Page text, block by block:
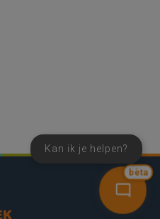
bèta
Kan ik je helpen?